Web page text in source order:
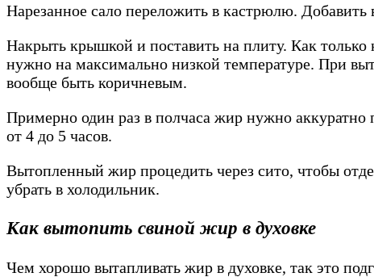
Нарезанное сало переложить в кастрюлю.
Накрыть крышкой и поставить на плиту. Как только
нужно на максимально низкой температуре. При
вообще быть коричневым.
Примерно один раз в полчаса жир нужно аккуратно
от 4 до 5 часов.
Вытопленный жир процедить через сито, чтобы
убрать в холодильник.
Как вытопить свиной жир в духовке
Чем хорошо вытапливать жир в духовке, так это